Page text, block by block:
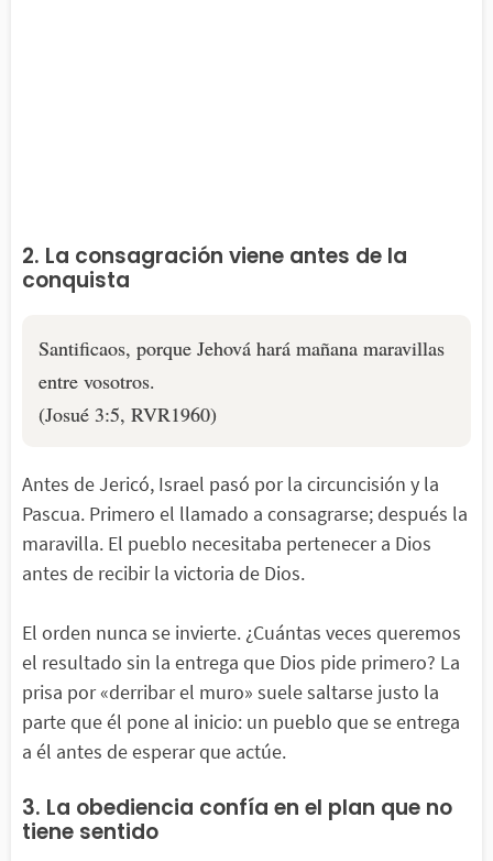
2. La consagración viene antes de la
conquista
Santificaos, porque Jehová hará mañana maravillas
entre vosotros.
(Josué 3:5, RVR1960)
Antes de Jericó, Israel pasó por la circuncisión y la
Pascua. Primero el llamado a consagrarse; después la
maravilla. El pueblo necesitaba pertenecer a Dios
antes de recibir la victoria de Dios.
El orden nunca se invierte. ¿Cuántas veces queremos
el resultado sin la entrega que Dios pide primero? La
prisa por «derribar el muro» suele saltarse justo la
parte que él pone al inicio: un pueblo que se entrega
a él antes de esperar que actúe.
3. La obediencia confía en el plan que no
tiene sentido